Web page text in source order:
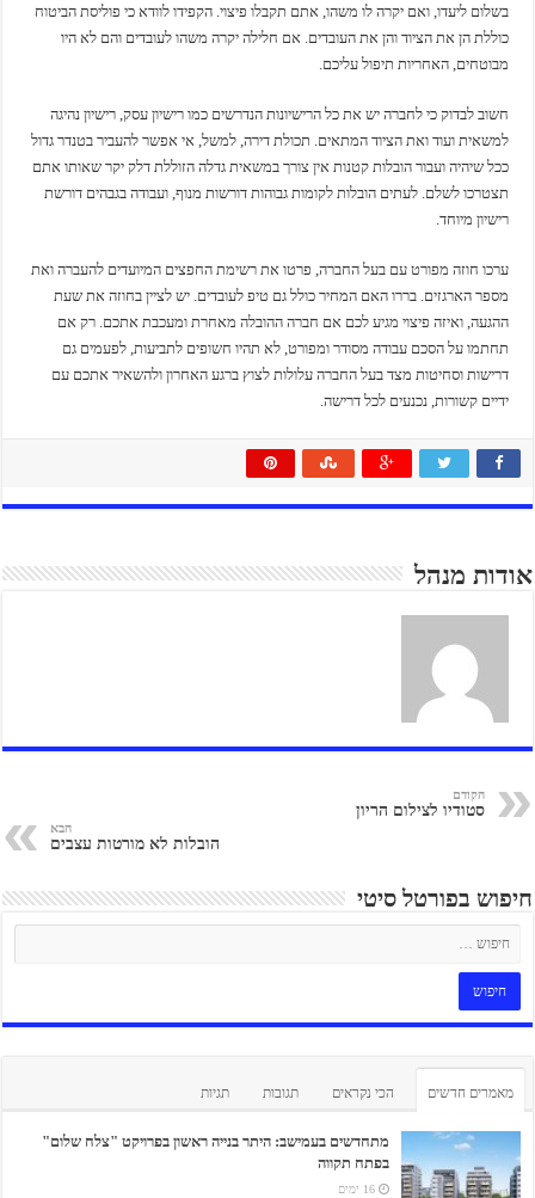
בשלום ליעדו, ואם יקרה לו משהו, אתם תקבלו פיצוי. הקפידו לוודא כי פוליסת הביטוח
כוללת הן את הציוד והן את העובדים. אם חלילה יקרה משהו לעובדים והם לא היו
מבוטחים, האחריות תיפול עליכם.
חשוב לבדוק כי לחברה יש את כל הרישיונות הנדרשים כמו רישיון עסק, רישיון נהיגה
למשאית ועוד ואת הציוד המתאים. תכולת דירה, למשל, אי אפשר להעביר בטנדר גדול
ככל שיהיה ועבור הובלות קטנות אין צורך במשאית גדלה הזוללת דלק יקר שאותו אתם
תצטרכו לשלם. לעתים הובלות לקומות גבוהות דורשות מנוף, ועבודה בגבהים דורשת
רישיון מיוחד.
ערכו חוזה מפורט עם בעל החברה, פרטו את רשימת החפצים המיועדים להעברה ואת
מספר הארגזים. בררו האם המחיר כולל גם טיפ לעובדים. יש לציין בחוזה את שעת
ההגעה, ואיזה פיצוי מגיע לכם אם חברה ההובלה מאחרת ומעכבת אתכם. רק אם
תחתמו על הסכם עבודה מסודר ומפורט, לא תהיו חשופים לתביעות, לפעמים גם
דרישות וסחיטות מצד בעל החברה עלולות לצוץ ברגע האחרון ולהשאיר אתכם עם
ידיים קשורות, נכנעים לכל דרישה.
אודות מנהל
הקודם
סטודיו לצילום הריון
הבא
הובלות לא מורטות עצבים
חיפוש בפורטל סיטי
מאמרים חדשים הכי נקראים תגובות תגיות
מתחדשים בעמישב: היתר בנייה ראשון בפרויקט "צלח שלום"
בפתח תקווה
16 ימים